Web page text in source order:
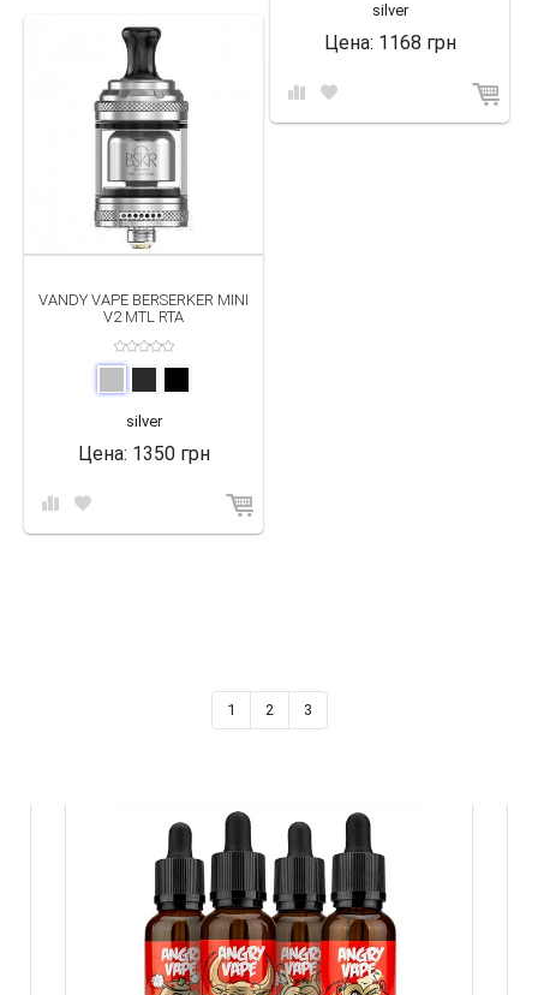
silver
Цена: 1168 грн
VANDY VAPE BERSERKER MINI
V2 MTL RTA
silver
Цена: 1350 грн
1 2 3